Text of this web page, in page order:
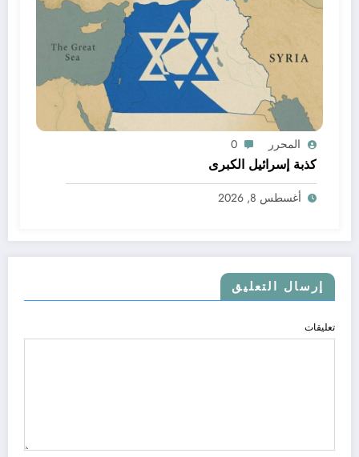
المحرر 0
كذبة إسرائيل الكبرى
أغسطس 8, 2026
إرسال التعليق
تعليقات